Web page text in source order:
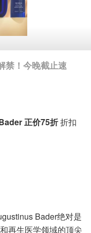
禁！今晚截止速
正价75折折扣
Bader绝对是
再生医学领域的顶尖